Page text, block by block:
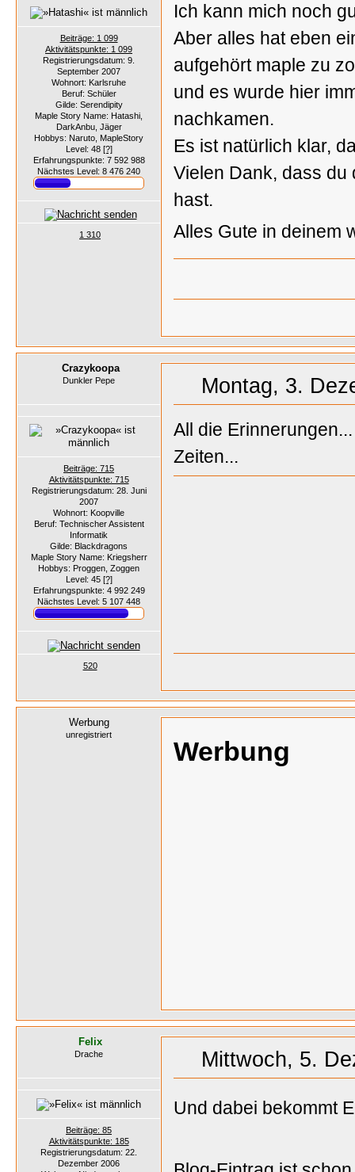
Beiträge: 1 099
Aktivitätspunkte: 1 099
Registrierungsdatum: 9.
September 2007
Wohnort: Karlsruhe
Beruf: Schüler
Gilde: Serendipity
Maple Story Name: Hatashi,
DarkAnbu, Jäger
Hobbys: Naruto, MapleStory
Level: 48 [?]
Erfahrungspunkte: 7 592 988
Nächstes Level: 8 476 240
1 310
Ich kann mich noch
Aber alles hat eben
aufgehört maple zu
und es wurde hier
nachkamen.
Es ist natürlich klar,
Vielen Dank, dass du
hast.
Alles Gute in deinem
Crazykoopa
Dunkler Pepe
Beiträge: 715
Aktivitätspunkte: 715
Registrierungsdatum: 28. Juni
2007
Wohnort: Koopville
Beruf: Technischer Assistent
Informatik
Gilde: Blackdragons
Maple Story Name: Kriegsherr
Hobbys: Proggen, Zoggen
Level: 45 [?]
Erfahrungspunkte: 4 992 249
Nächstes Level: 5 107 448
520
Montag, 3.
All die
Zeiten...
Werbung
unregistriert
Werbung
Felix
Drache
Beiträge: 85
Aktivitätspunkte: 185
Registrierungsdatum: 22.
Dezember 2006
Mittwoch, 5.
Und dabei bekommt